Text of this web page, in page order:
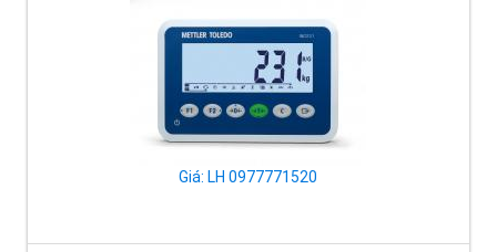
Giá: LH 0977771520